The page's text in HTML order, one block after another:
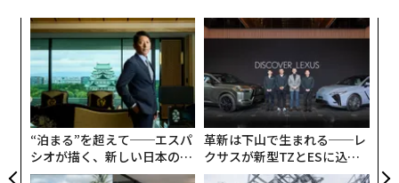
“泊まる”を超えて──エスパ
シオが描く、新しい日本のラ
グジュアリー（前編）
革新は下山で生まれる──レ
クサスが新型TZとESに込め
た「DISCOVER」の哲学